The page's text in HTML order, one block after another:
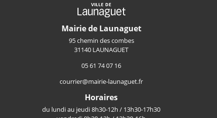
Mairie de Launaguet
95 chemin des combes
31140 LAUNAGUET
05 61 74 07 16
courrier@mairie-launaguet.fr
Horaires
du lundi au jeudi 8h30-12h / 13h30-17h30